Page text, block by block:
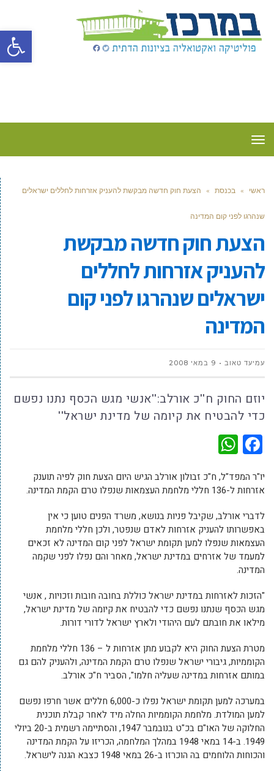
פתח
תפריט
ראשי » בכנסת » הצעת חוק חדשה מבקשת להעניק אזרחות לחללים ישראלים
שנהרגו לפני קום המדינה
הצעת חוק חדשה מבקשת
להעניק אזרחות לחללים
ישראלים שנהרגו לפני קום
המדינה
עמיעד טאוב 9 במאי 2008
יוזם החוק ח''כ אורלב:''אנשי מגש הכסף נתנו נפשם
כדי להבטיח את קיומה של מדינת ישראל''
Facebook
יו"ר המפד"ל, ח"כ זבולון אורלב הגיש היום הצעת חוק לפיה תוענק
אזרחות ל-136 חללי מלחמת העצמאות שנפלו טרם הקמת המדינה.
לדברי אורלב, שקיבל פניות בנושא, משרד הפנים טוען כי אין
באפשרותו להעניק אזרחות לאדם שנפטר, ולכן חללי מלחמת
העצמאות שנפלו למען תקומת ישראל לפני קום המדינה לא זכאים
למעמד של אזרחים במדינת ישראל, מאחר והם נפלו לפני שקמה
המדינה.
"הזכות לאזרחות במדינת ישראל כוללת בחובה חובות וזכויות , אנשי
מגש הכסף שנתנו נפשם כדי להבטיח את קיומה של מדינת ישראל,
מילאו את חובתם לעם היהודי ולארץ ישראל לדורי דורות.
מטרת הצעת החוק היא לקבוע מתן אזרחות ל – 136 חללי מלחמת
הקוממיות, גיבורי ישראל שנפלו טרם הקמת המדינה, ולהעניק להם גם
במותם אזרחות במדינה שעליה חלמו", הסביר ח"כ אורלב.
במערכה למען תקומת ישראל נפלו כ-6,000 חללים אשר חרפו נפשם
למען המולדת. מלחמת הקוממיות החלה מיד לאחר קבלת תוכנית
החלוקה של האו"ם בכ"ט בנובמבר 1947, והסתיימה רשמית ב-20 ביולי
1949. ב-14 במאי 1948 במהלך המלחמה, הכריזו על הקמת המדינה
והכוחות הלוחמים בה הוכרזו ב-26 במאי 1948 כצבא הגנה לישראל.